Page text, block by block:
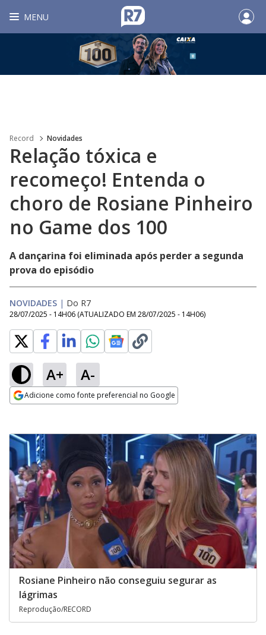
MENU
Record Novidades
Relação tóxica e
recomeço! Entenda o
choro de Rosiane Pinheiro
no Game dos 100
A dançarina foi eliminada após perder a segunda
prova do episódio
NOVIDADES | Do R7
28/07/2025 - 14H06 (ATUALIZADO EM 28/07/2025 - 14H06)
A+ A-
Adicione como fonte preferencial no Google
Rosiane Pinheiro não conseguiu segurar as
lágrimas
Reprodução/RECORD